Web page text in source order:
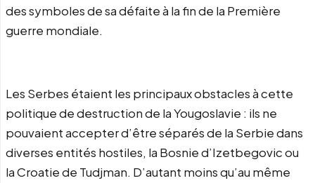
des symboles de sa défaite à la fin de la Première
guerre mondiale.
Les Serbes étaient les principaux obstacles à cette
politique de destruction de la Yougoslavie : ils ne
pouvaient accepter d’être séparés de la Serbie dans
diverses entités hostiles, la Bosnie d’Izetbegovic ou
la Croatie de Tudjman. D’autant moins qu’au même